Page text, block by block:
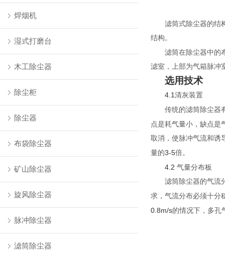
焊烟机
湿式打磨台
木工除尘器
除尘柜
除尘器
布袋除尘器
矿山除尘器
旋风除尘器
脉冲除尘器
滤筒除尘器
滤筒式除尘器的结
结构。
滤筒在除尘器中的
滤室，上部为气箱脉冲
选用技术
4.1 清灰装置
传统的滤筒除尘器
点是耗气量小，缺点是
取消，使脉冲气流和诱
量的3-5倍。
4.2 气量分布板
滤筒除尘器的气流
求，气流分布必须十分
0.8m/s的情况下，多孔